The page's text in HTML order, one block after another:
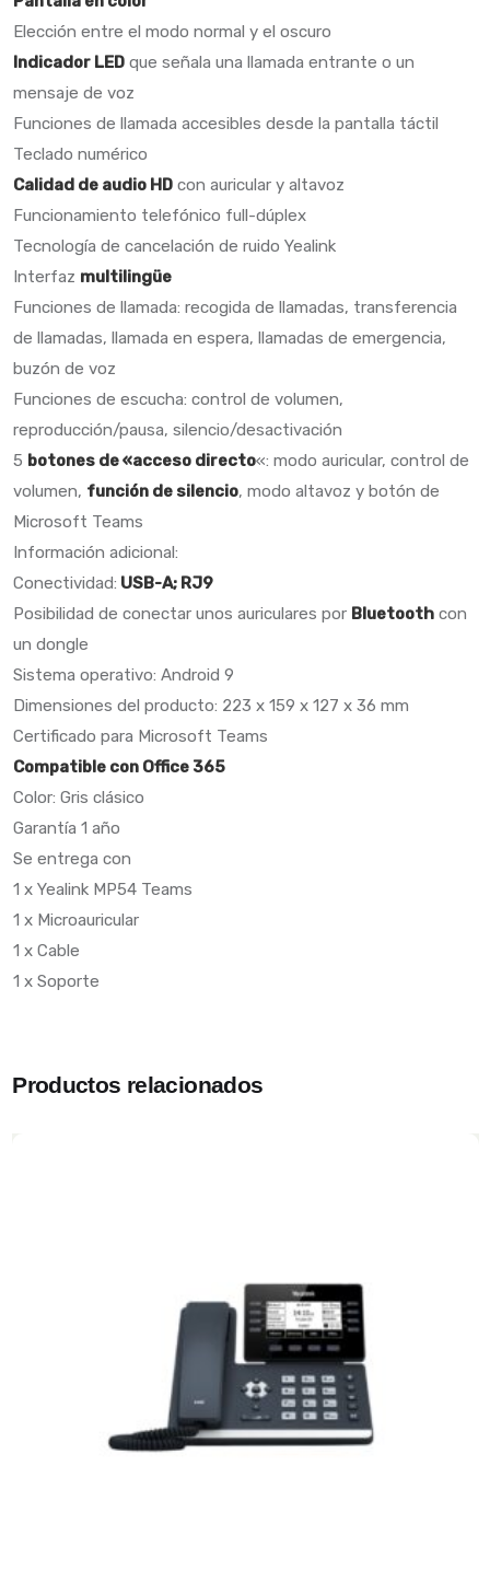
Elección entre el modo normal y el oscuro
Indicador LED que señala una llamada entrante o un
mensaje de voz
Funciones de llamada accesibles desde la pantalla táctil
Teclado numérico
Calidad de audio HD con auricular y altavoz
Funcionamiento telefónico full-dúplex
Tecnología de cancelación de ruido Yealink
Interfaz multilingüe
Funciones de llamada: recogida de llamadas, transferencia
de llamadas, llamada en espera, llamadas de emergencia,
buzón de voz
Funciones de escucha: control de volumen,
reproducción/pausa, silencio/desactivación
5 botones de «acceso directo«: modo auricular, control de
volumen, función de silencio, modo altavoz y botón de
Microsoft Teams
Información adicional:
Conectividad: USB-A; RJ9
Posibilidad de conectar unos auriculares por Bluetooth con
un dongle
Sistema operativo: Android 9
Dimensiones del producto: 223 x 159 x 127 x 36 mm
Certificado para Microsoft Teams
Compatible con Office 365
Color: Gris clásico
Garantía 1 año
Se entrega con
1 x Yealink MP54 Teams
1 x Microauricular
1 x Cable
1 x Soporte
Productos relacionados